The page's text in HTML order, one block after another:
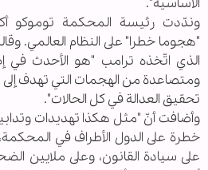
وندّدت رئيسة المحكمة توموكو
"هجوما خطرا" على النظام العالمي.
الذي اتّخذه ترامب "هو الأحدث
ومتصاعدة من الهجمات التي تهدف
تحقيق العدالة في كل الحالات".
وأضافت أنّ "مثل هكذا تهديدات
خطرة على الدول الأطراف في المحكمة،
على سيادة القانون، وعلى ملايين